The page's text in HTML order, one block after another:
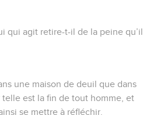
qui agit retire-t-il de la peine qu’il
une maison de deuil que dans
est la fin de tout homme, et
se mettre à réfléchir.